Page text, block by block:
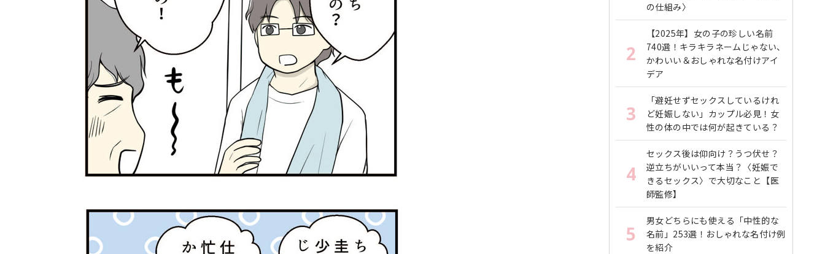
の仕組み〉
2
【2025年】女の子の珍しい名前
740選！キラキラネームじゃない、
かわいい＆おしゃれな名付けアイ
デア
3
「避妊せずセックスしているけれ
ど妊娠しない」カップル必見！女
性の体の中では何が起きている？
4
セックス後は仰向け？うつ伏せ？
逆立ちがいいって本当？〈妊娠で
きるセックス〉で大切なこと【医
師監修】
5
男女どちらにも使える「中性的な
名前」253選！おしゃれな名付け例
を紹介